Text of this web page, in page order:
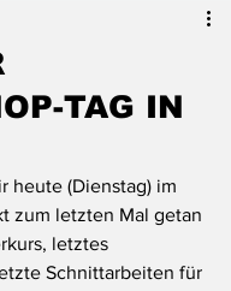
TAG IN
heute (Dienstag) im
zum letzten Mal getan
letztes
Schnittarbeiten für